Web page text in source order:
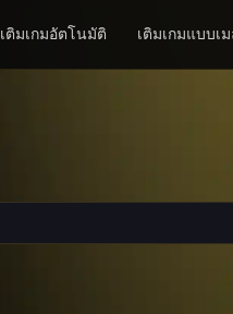
เติมเกมอัตโนมัติ เติมเกมแบบเ